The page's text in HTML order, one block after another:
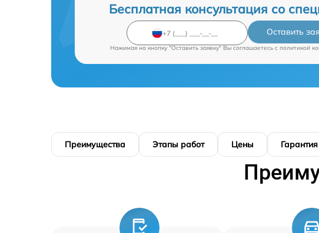
Бесплатная консультация со
Оставить
Нажимая на кнопку "Оставить заявку" Вы соглашаетесь c политикой
Преимущества Этапы работ Цены Гарантия